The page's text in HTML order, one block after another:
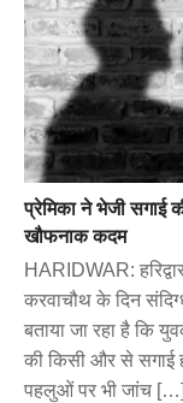
प्रेमिका ने भेजी सगाई
खौफनाक कदम
HARIDWAR:
करवाचौथ के दिन
बताया जा रहा है कि
की किसी और से सगाई
पहलुओं पर भी जांच […]